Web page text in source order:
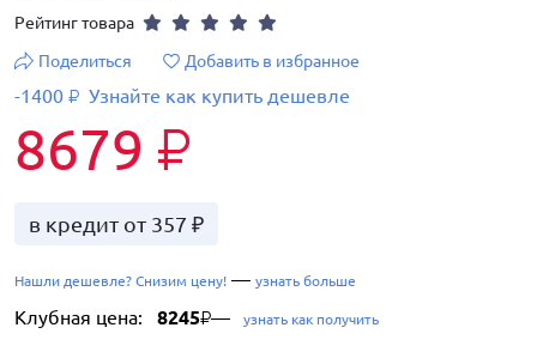
Рейтинг товара
Поделиться
Добавить в избранное
-1400 ₽ Узнайте как купить дешевле
8679 ₽
в кредит от 357 ₽
Нашли дешевле? Снизим цену! — узнать больше
Клубная цена: 8245₽— узнать как получить